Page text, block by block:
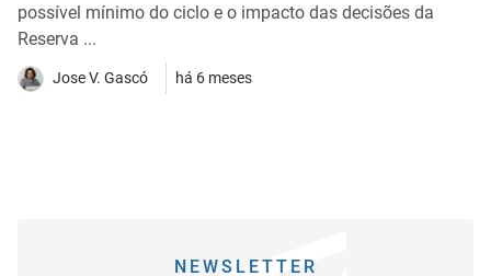
possível mínimo do ciclo e o impacto das decisões da
Reserva ...
Jose V. Gascó há 6 meses
NEWSLETTER